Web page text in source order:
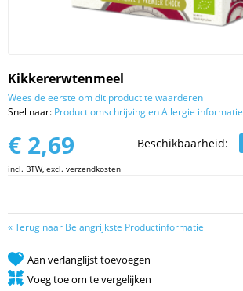
Kikkererwtenmeel
Wees de eerste om dit product te waarderen
Snel naar: Product omschrijving en Allergie informatie
Beschikbaarheid:
€ 2,69
incl. BTW, excl. verzendkosten
«Terug naar Belangrijkste Productinformatie
Aan verlanglijst toevoegen
Voeg toe om te vergelijken